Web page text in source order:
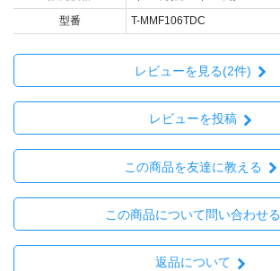
型番
T-MMF106TDC
レビューを見る(2件)
レビューを投稿
この商品を友達に教える
この商品について問い合わせる
返品について